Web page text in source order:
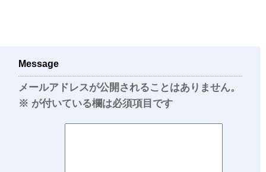
Message
メールアドレスが公開されることはありません。
※ が付いている欄は必須項目です